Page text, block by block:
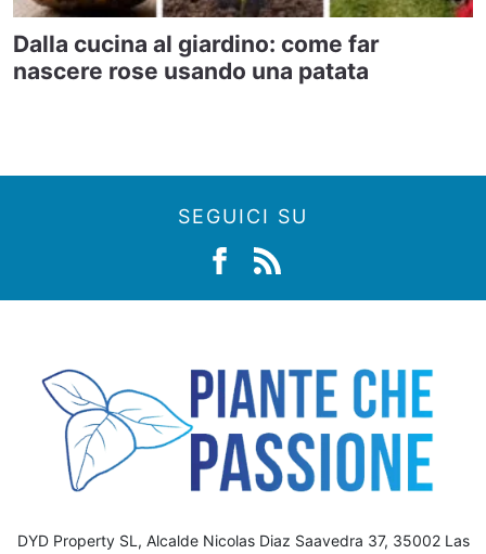
Dalla cucina al giardino: come far
nascere rose usando una patata
SEGUICI SU
DYD Property SL, Alcalde Nicolas Diaz Saavedra 37, 35002 Las